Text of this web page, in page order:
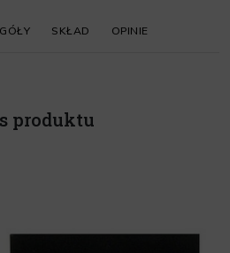
SKŁAD OPINIE
produktu